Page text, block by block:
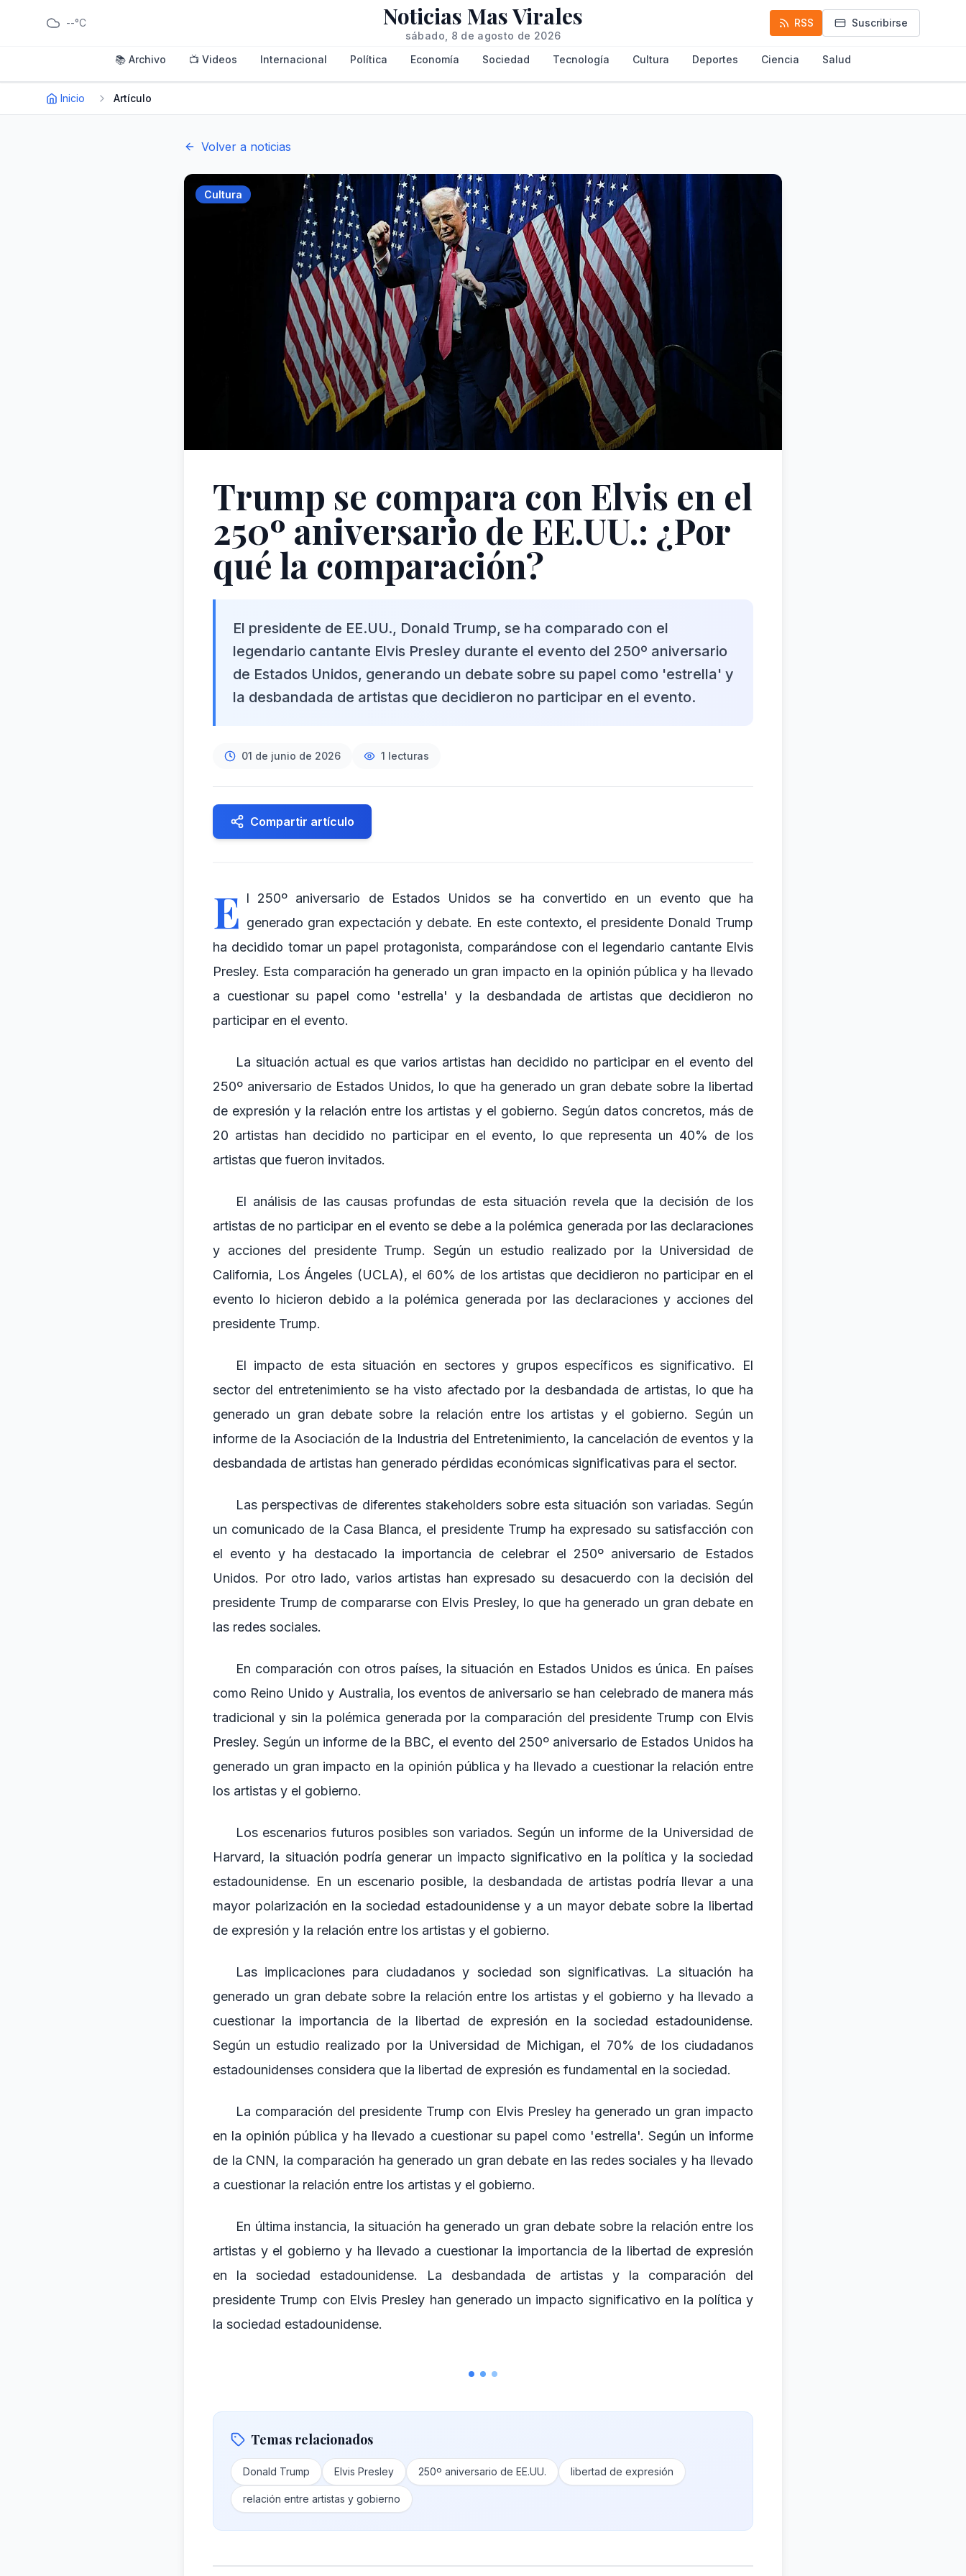
--°C Noticias Mas Virales
sábado, 8 de agosto de 2026
RSS Suscribirse
📚 Archivo 📺 Videos Internacional Política Economía Sociedad Tecnología Cultura Deportes Ciencia Salud
Inicio Artículo
Volver a noticias
Cultura
Trump se compara con Elvis en el
250º aniversario de EE.UU.: ¿Por
qué la comparación?
El presidente de EE.UU., Donald Trump, se ha comparado con el
legendario cantante Elvis Presley durante el evento del 250º aniversario
de Estados Unidos, generando un debate sobre su papel como 'estrella' y
la desbandada de artistas que decidieron no participar en el evento.
01 de junio de 2026 1 lecturas
Compartir artículo
E l 250º aniversario de Estados Unidos se ha convertido en un evento que ha
generado gran expectación y debate. En este contexto, el presidente Donald Trump
ha decidido tomar un papel protagonista, comparándose con el legendario cantante Elvis
Presley. Esta comparación ha generado un gran impacto en la opinión pública y ha llevado
a cuestionar su papel como 'estrella' y la desbandada de artistas que decidieron no
participar en el evento.
La situación actual es que varios artistas han decidido no participar en el evento del
250º aniversario de Estados Unidos, lo que ha generado un gran debate sobre la libertad
de expresión y la relación entre los artistas y el gobierno. Según datos concretos, más de
20 artistas han decidido no participar en el evento, lo que representa un 40% de los
artistas que fueron invitados.
El análisis de las causas profundas de esta situación revela que la decisión de los
artistas de no participar en el evento se debe a la polémica generada por las declaraciones
y acciones del presidente Trump. Según un estudio realizado por la Universidad de
California, Los Ángeles (UCLA), el 60% de los artistas que decidieron no participar en el
evento lo hicieron debido a la polémica generada por las declaraciones y acciones del
presidente Trump.
El impacto de esta situación en sectores y grupos específicos es significativo. El
sector del entretenimiento se ha visto afectado por la desbandada de artistas, lo que ha
generado un gran debate sobre la relación entre los artistas y el gobierno. Según un
informe de la Asociación de la Industria del Entretenimiento, la cancelación de eventos y la
desbandada de artistas han generado pérdidas económicas significativas para el sector.
Las perspectivas de diferentes stakeholders sobre esta situación son variadas. Según
un comunicado de la Casa Blanca, el presidente Trump ha expresado su satisfacción con
el evento y ha destacado la importancia de celebrar el 250º aniversario de Estados
Unidos. Por otro lado, varios artistas han expresado su desacuerdo con la decisión del
presidente Trump de compararse con Elvis Presley, lo que ha generado un gran debate en
las redes sociales.
En comparación con otros países, la situación en Estados Unidos es única. En países
como Reino Unido y Australia, los eventos de aniversario se han celebrado de manera más
tradicional y sin la polémica generada por la comparación del presidente Trump con Elvis
Presley. Según un informe de la BBC, el evento del 250º aniversario de Estados Unidos ha
generado un gran impacto en la opinión pública y ha llevado a cuestionar la relación entre
los artistas y el gobierno.
Los escenarios futuros posibles son variados. Según un informe de la Universidad de
Harvard, la situación podría generar un impacto significativo en la política y la sociedad
estadounidense. En un escenario posible, la desbandada de artistas podría llevar a una
mayor polarización en la sociedad estadounidense y a un mayor debate sobre la libertad
de expresión y la relación entre los artistas y el gobierno.
Las implicaciones para ciudadanos y sociedad son significativas. La situación ha
generado un gran debate sobre la relación entre los artistas y el gobierno y ha llevado a
cuestionar la importancia de la libertad de expresión en la sociedad estadounidense.
Según un estudio realizado por la Universidad de Michigan, el 70% de los ciudadanos
estadounidenses considera que la libertad de expresión es fundamental en la sociedad.
La comparación del presidente Trump con Elvis Presley ha generado un gran impacto
en la opinión pública y ha llevado a cuestionar su papel como 'estrella'. Según un informe
de la CNN, la comparación ha generado un gran debate en las redes sociales y ha llevado
a cuestionar la relación entre los artistas y el gobierno.
En última instancia, la situación ha generado un gran debate sobre la relación entre los
artistas y el gobierno y ha llevado a cuestionar la importancia de la libertad de expresión
en la sociedad estadounidense. La desbandada de artistas y la comparación del
presidente Trump con Elvis Presley han generado un impacto significativo en la política y
la sociedad estadounidense.
Temas relacionados
Donald Trump Elvis Presley 250º aniversario de EE.UU. libertad de expresión
relación entre artistas y gobierno